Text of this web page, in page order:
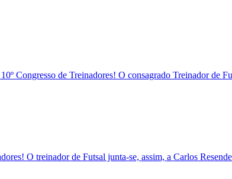
Congresso de Treinadores! O consagrado Treinador de
O treinador de Futsal junta-se, assim, a Carlos